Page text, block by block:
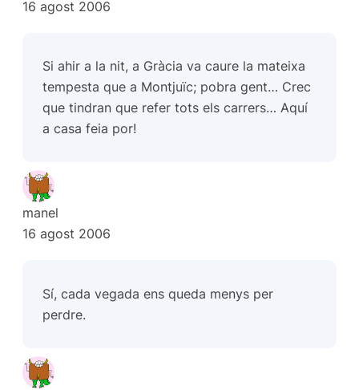
16 agost 2006
Si ahir a la nit, a Gràcia va caure la mateixa
tempesta que a Montjuïc; pobra gent… Crec
que tindran que refer tots els carrers… Aquí
a casa feia por!
manel
16 agost 2006
Sí, cada vegada ens queda menys per
perdre.